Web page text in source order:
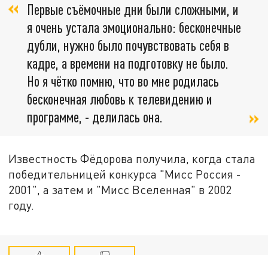
Первые съёмочные дни были сложными, и
я очень устала эмоционально: бесконечные
дубли, нужно было почувствовать себя в
кадре, а времени на подготовку не было.
Но я чётко помню, что во мне родилась
бесконечная любовь к телевидению и
программе, - делилась она.
Известность Фёдорова получила, когда стала
победительницей конкурса "Мисс Россия -
2001", а затем и "Мисс Вселенная" в 2002
году.